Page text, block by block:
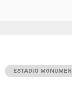
ESTADIO